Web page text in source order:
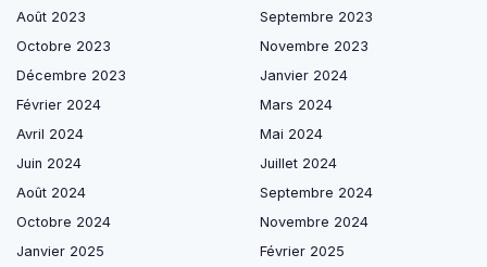
Août 2023
Septembre 2023
Octobre 2023
Novembre 2023
Décembre 2023
Janvier 2024
Février 2024
Mars 2024
Avril 2024
Mai 2024
Juin 2024
Juillet 2024
Août 2024
Septembre 2024
Octobre 2024
Novembre 2024
Janvier 2025
Février 2025